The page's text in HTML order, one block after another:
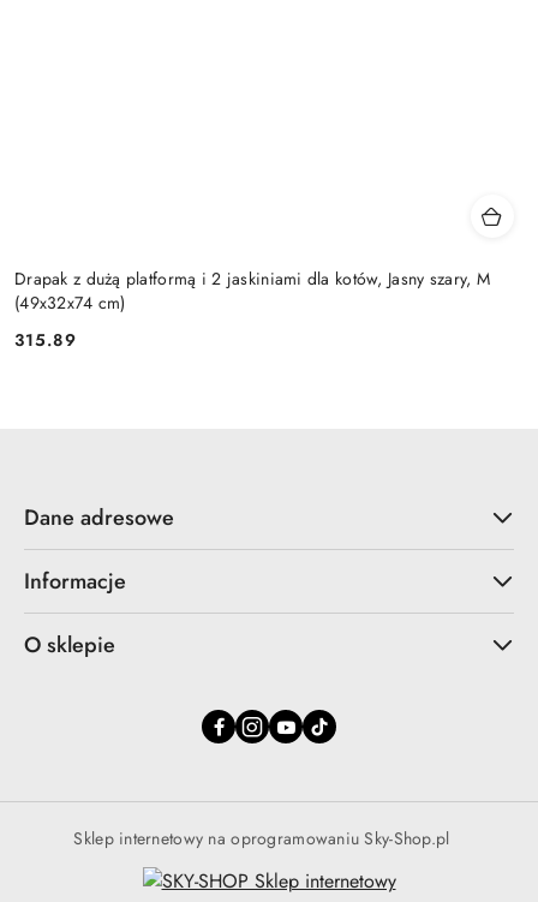
Drapak z dużą platformą i 2 jaskiniami dla kotów, Jasny szary, M
(49x32x74 cm)
Cena:
315.89
Dane adresowe
Informacje
O sklepie
Sklep internetowy na oprogramowaniu Sky-Shop.pl